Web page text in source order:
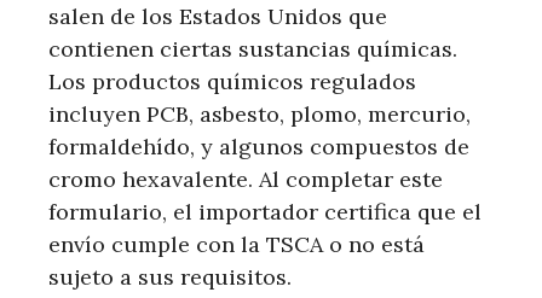
salen⁣ de los Estados Unidos que
contienen ciertas​ sustancias químicas.
Los productos químicos regulados
incluyen PCB, asbesto, plomo, mercurio,
⁤formaldehído,⁤ y algunos compuestos de
cromo ⁤hexavalente. ⁢Al completar este
formulario, el importador certifica que el
envío cumple con la TSCA o ‍no está
⁢sujeto a sus requisitos.